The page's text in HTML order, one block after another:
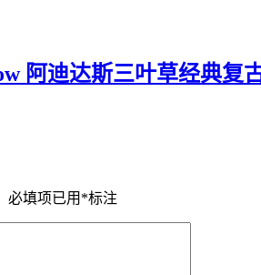
阿迪达斯三叶草经典复
必填项已用 *标注